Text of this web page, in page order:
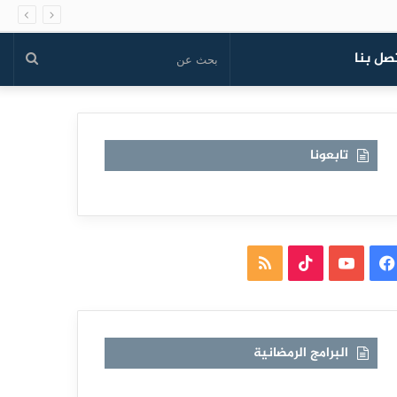
بنا بحث
تابعونا
فيسبوكيوتيوب TikTokملخص
البرامج الرمضانية